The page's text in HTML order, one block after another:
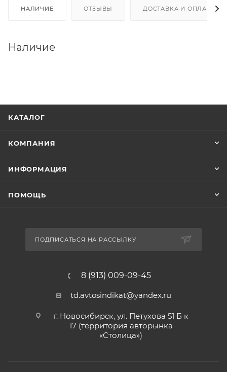
НАЛИЧИЕ ОТЗЫВЫ ДОСТАВКА И ОПЛАТА
Наличие
КАТАЛОГ
КОМПАНИЯ
ИНФОРМАЦИЯ
ПОМОЩЬ
ПОДПИСАТЬСЯ НА РАССЫЛКУ
8 (913) 009-09-45
td.avtosindikat@yandex.ru
г. Новосибирск, ул. Петухова 51 Б к
17 (территория авторынка
«Столица»)